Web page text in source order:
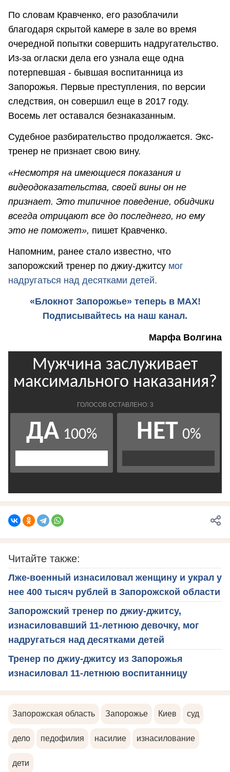
По словам Кравченко, его разоблачили
благодаря скрытой камере в зале во время
очередной попытки совершить надругательство.
Из-за огласки дела его узнала еще одна
потерпевшая - бывшая воспитанница из
Запорожья. Первые преступления, по версии
следствия, он совершил еще в 2017 году.
Восемь лет оставался безнаказанным.
Судебное разбирательство продолжается. Экс-
тренер не признает свою вину.
«Несмотря на имеющиеся показания и
видеодоказательства, своей вины он не
признает. Это типичное поведение, обидчики
всегда отрицают все до последнего, но ему
это не поможет», пишет Кравченко.
Напомним, ранее стало известно, что
запорожский тренер по джиу-джитсу мог
надругаться над десятками детей.
«Блокнот Запорожье» теперь в MAX!
Подписывайтесь на наш канал.
Марфа Волгина
Читайте также:
Лже-военный изнасиловал женщину и украл у
нее 400 тысяч рублей в Запорожской области
Запорожский тренер по джиу-джитсу,
изнасиловавший 11-летнюю девочку, мог
надругаться над десятками детей
Тренер по джиу-джитсу из Запорожья
изнасиловал 11-летнюю воспитанницу
Запорожская область Запорожье Киев суд
дело педофилия насилие изнасилование
дети